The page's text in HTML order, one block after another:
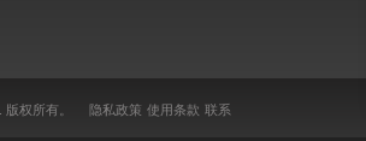
版权所有。 隐私政策 使用条款 联系